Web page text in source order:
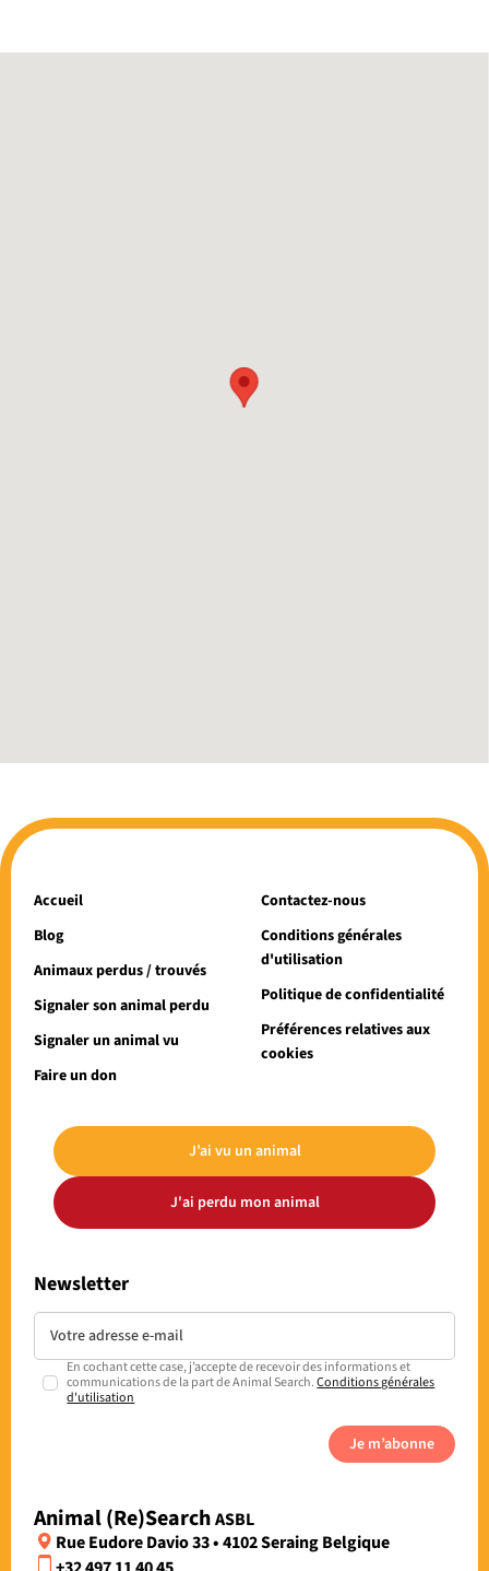
Animal (Re)SearchASBL
Rue Eudore Davio 33 • 4102 Seraing Belgique
Accueil
Blog
Animaux perdus / trouvés
Signaler son animal perdu
Signaler un animal vu
Faire un don
Contactez-nous
Conditions générales
d'utilisation
Politique de confidentialité
Préférences relatives aux
cookies
J’ai vu un animal
J'ai perdu mon animal
Newsletter
En cochant cette case, j’accepte de recevoir des informations et
communications de la part de Animal Search.Conditions générales
d'utilisation
Je m’abonne